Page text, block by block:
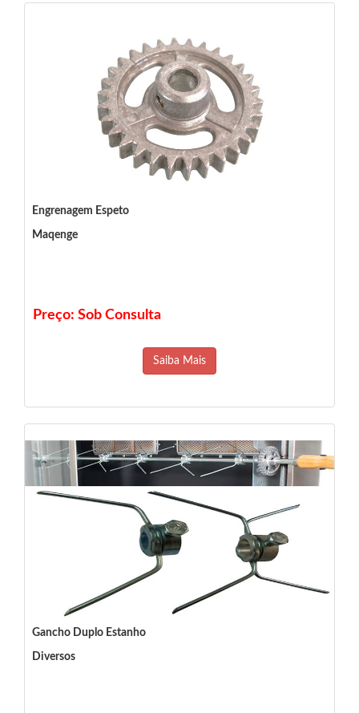
Engrenagem Espeto
Maqenge
Preço: Sob Consulta
Saiba Mais
Gancho Duplo Estanho
Diversos